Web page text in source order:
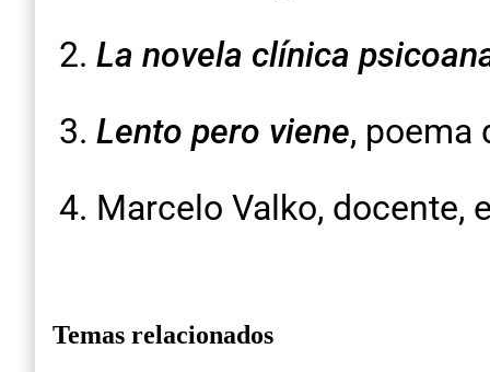
La novela clínica
Lento pero viene, poema
Marcelo Valko,
Temas relacionados